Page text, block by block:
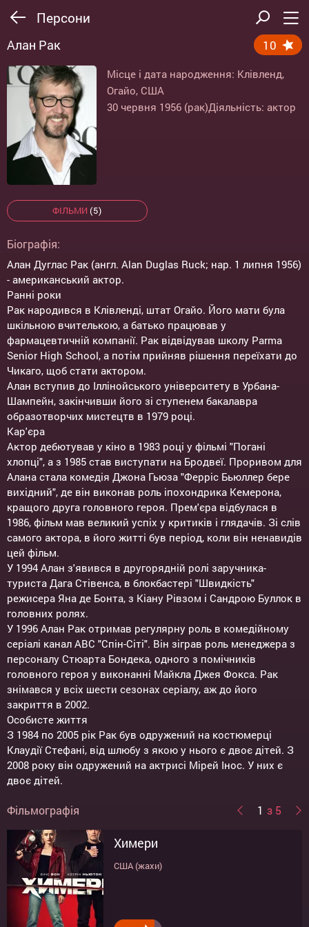
Персони
Алан Рак 10
Місце і дата народження: Клівленд,
Огайо, США
30 червня 1956 (рак)Діяльність: актор
ФІЛЬМИ (5)
Біографія:
Алан Дуглас Рак (англ. Alan Duglas Ruck; нар. 1 липня 1956)
- американський актор.
Ранні роки
Рак народився в Клівленді, штат Огайо. Його мати була
шкільною вчителькою, а батько працював у
фармацевтичній компанії. Рак відвідував школу Parma
Senior High School, а потім прийняв рішення переїхати до
Чикаго, щоб стати актором.
Алан вступив до Іллінойського університету в Урбана-
Шампейн, закінчивши його зі ступенем бакалавра
образотворчих мистецтв в 1979 році.
Кар'єра
Актор дебютував у кіно в 1983 році у фільмі "Погані
хлопці", а з 1985 став виступати на Бродвеї. Проривом для
Алана стала комедія Джона Гьюза "Ферріс Бьюллер бере
вихідний", де він виконав роль іпохондрика Кемерона,
кращого друга головного героя. Прем'єра відбулася в
1986, фільм мав великий успіх у критиків і глядачів. Зі слів
самого актора, в його житті був період, коли він ненавидів
цей фільм.
У 1994 Алан з'явився в другорядній ролі заручника-
туриста Дага Стівенса, в блокбастері "Швидкість"
режисера Яна де Бонта, з Кіану Рівзом і Сандрою Буллок в
головних ролях.
У 1996 Алан Рак отримав регулярну роль в комедійному
серіалі канал ABC "Спін-Сіті". Він зіграв роль менеджера з
персоналу Стюарта Бондека, одного з помічників
головного героя у виконанні Майкла Джея Фокса. Рак
знімався у всіх шести сезонах серіалу, аж до його
закриття в 2002.
Особисте життя
З 1984 по 2005 рік Рак був одружений на костюмерці
Клаудії Стефані, від шлюбу з якою у нього є двоє дітей. З
2008 року він одружений на актрисі Мірей Інос. У них є
двоє дітей.
Фільмографія 1 з 5
Химери
США (жахи)
Битва за Землю
США (фантастика, трилер)
Небезпечний бізнес
Австралія, США (драма, комедія, бойовик)
Я кохаю тебе, Бет Купер
США (комедія)
Танцуй до упаду
США (комедія)